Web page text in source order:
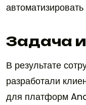
Задача
В результате
разработали
для платформ